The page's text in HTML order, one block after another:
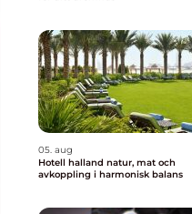
05. aug
Hotell halland natur, mat och
avkoppling i harmonisk balans